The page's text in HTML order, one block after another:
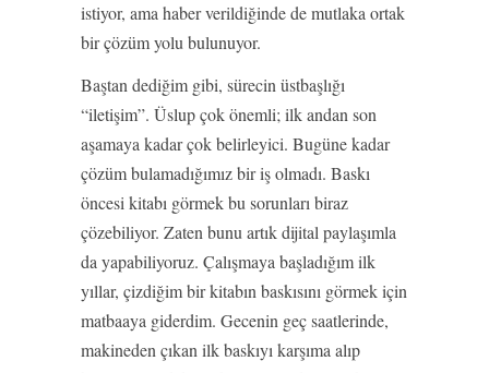
istiyor, ama haber verildiğinde de mutlaka ortak
bir çözüm yolu bulunuyor.
Baştan dediğim gibi, sürecin üstbaşlığı
“iletişim”. Üslup çok önemli; ilk andan son
aşamaya kadar çok belirleyici. Bugüne kadar
çözüm bulamadığımız bir iş olmadı. Baskı
öncesi kitabı görmek bu sorunları biraz
çözebiliyor. Zaten bunu artık dijital paylaşımla
da yapabiliyoruz. Çalışmaya başladığım ilk
yıllar, çizdiğim bir kitabın baskısını görmek için
matbaaya giderdim. Gecenin geç saatlerinde,
makineden çıkan ilk baskıyı karşıma alıp